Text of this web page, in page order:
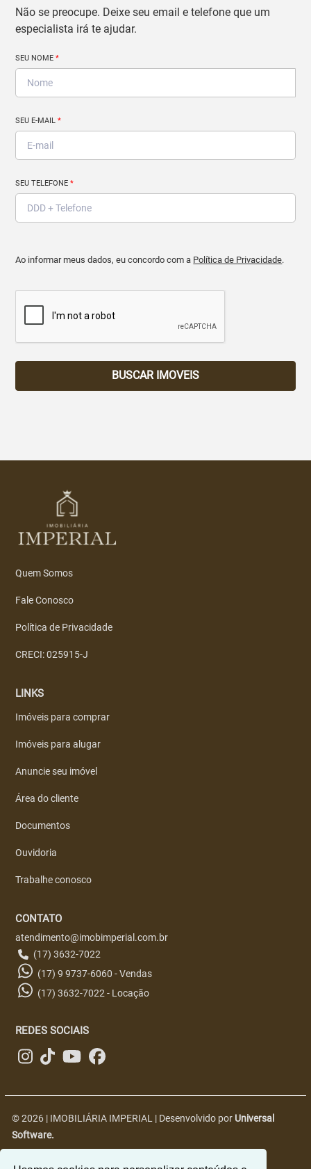
Não se preocupe. Deixe seu email e telefone que um
especialista irá te ajudar.
SEU NOME*
SEU E-MAIL*
SEU TELEFONE*
Ao informar meus dados, eu concordo com a Política de Privacidade.
BUSCAR IMOVEIS
Quem Somos
Fale Conosco
Política de Privacidade
CRECI: 025915-J
LINKS
Imóveis para comprar
Imóveis para alugar
Anuncie seu imóvel
Área do cliente
Documentos
Ouvidoria
Trabalhe conosco
CONTATO
atendimento@imobimperial.com.br
(17) 3632-7022
(17) 9 9737-6060 - Vendas
(17) 3632-7022 - Locação
REDES SOCIAIS
© 2026 | IMOBILIÁRIA IMPERIAL | Desenvolvido por Universal
Software.